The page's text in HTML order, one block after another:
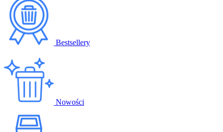
Bestsellery
Nowości